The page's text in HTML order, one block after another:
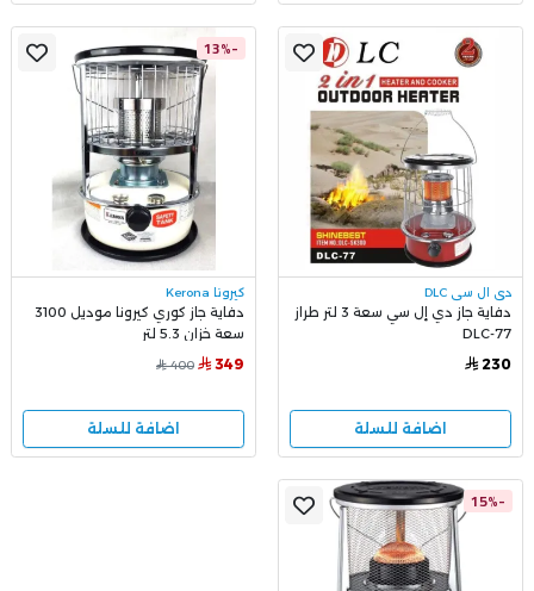
دي ال سي DLC
دفاية جاز دي إل سي سعة 3 لتر طراز
DLC-77
230
اضافة للسلة
-13%
كيرونا Kerona
دفاية جاز كوري كيرونا موديل 3100
سعة خزان 5.3 لتر
349
400
اضافة للسلة
-15%